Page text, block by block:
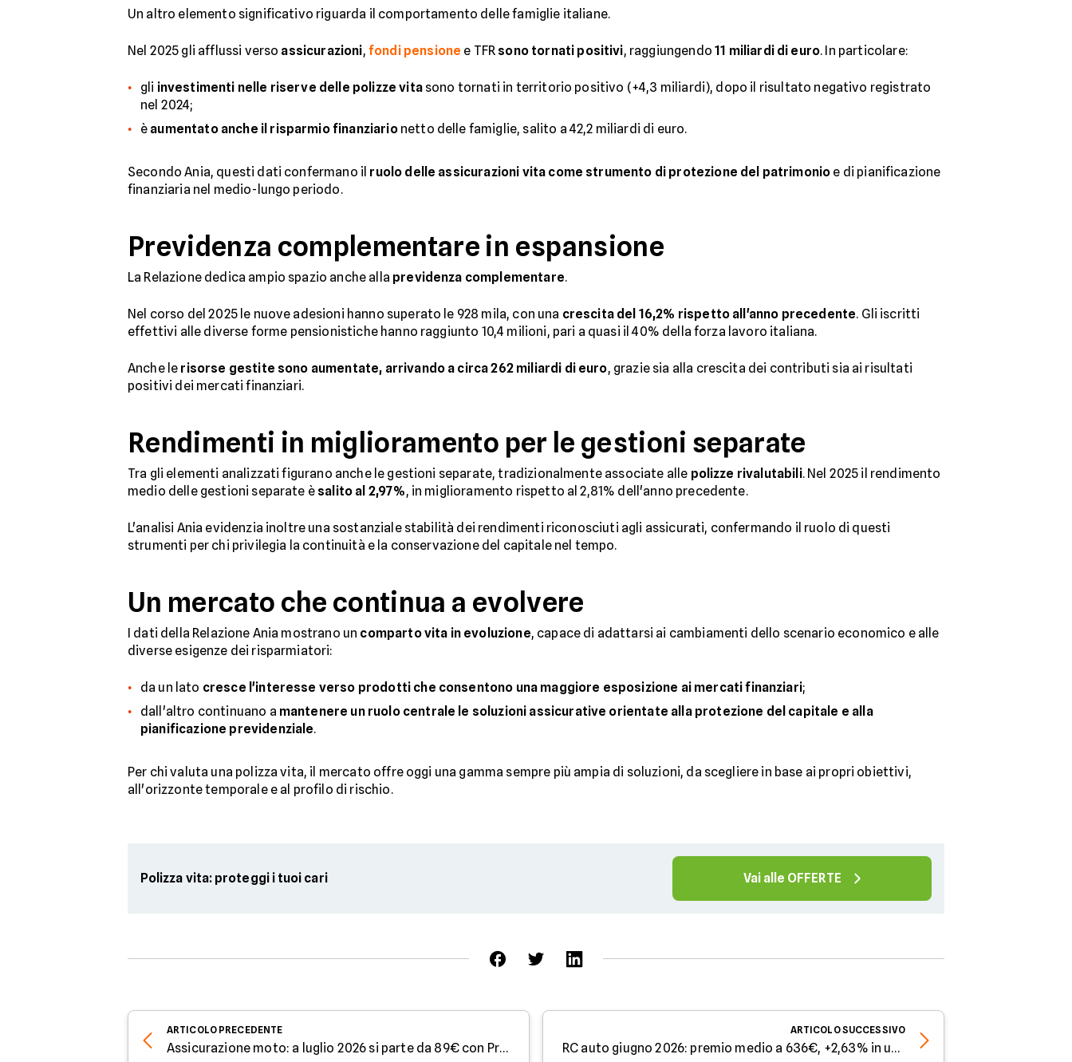
Un altro elemento significativo riguarda il comportamento delle famiglie italiane.
Nel 2025 gli afflussi verso assicurazioni, fondi pensione e TFR sono tornati positivi, raggiungendo11 miliardi di euro. In particolare:
gli investimenti nelle riserve delle polizze vitasono tornati in territorio positivo (+4,3 miliardi), dopo il risultato negativo registrato
nel 2024;
è aumentato anche il risparmio finanziarionetto delle famiglie, salito a 42,2 miliardi di euro.
Secondo Ania, questi dati confermano il ruolo delle assicurazioni vita come strumento di protezione del patrimonio e di pianificazione
finanziaria nel medio-lungo periodo.
Previdenza complementare in espansione
La Relazione dedica ampio spazio anche alla previdenza complementare.
Nel corso del 2025 le nuove adesioni hanno superato le 928 mila, con una crescita del 16,2% rispetto all'anno precedente. Gli iscritti
effettivi alle diverse forme pensionistiche hanno raggiunto 10,4 milioni, pari a quasi il 40% della forza lavoro italiana.
Anche le risorse gestite sono aumentate, arrivando a circa 262 miliardi di euro, grazie sia alla crescita dei contributi sia ai risultati
positivi dei mercati finanziari.
Rendimenti in miglioramento per le gestioni separate
Tra gli elementi analizzati figurano anche le gestioni separate, tradizionalmente associate alle polizze rivalutabili. Nel 2025 il rendimento
medio delle gestioni separate è salito al 2,97%, in miglioramento rispetto al 2,81% dell'anno precedente.
L'analisi Ania evidenzia inoltre una sostanziale stabilità dei rendimenti riconosciuti agli assicurati, confermando il ruolo di questi
strumenti per chi privilegia la continuità e la conservazione del capitale nel tempo.
Un mercato che continua a evolvere
I dati della Relazione Ania mostrano un comparto vita in evoluzione, capace di adattarsi ai cambiamenti dello scenario economico e alle
diverse esigenze dei risparmiatori:
da un lato cresce l'interesse verso prodotti che consentono una maggiore esposizione ai mercati finanziari;
dall'altro continuano a mantenere un ruolo centrale le soluzioni assicurative orientate alla protezione del capitale e alla
pianificazione previdenziale.
Per chi valuta una polizza vita, il mercato offre oggi una gamma sempre più ampia di soluzioni, da scegliere in base ai propri obiettivi,
all'orizzonte temporale e al profilo di rischio.
Polizza vita: proteggi i tuoi cari Vai alle OFFERTE
ARTICOLO PRECEDENTE
Assicurazione moto: a luglio 2026 si parte da 89€ con Prima.it
ARTICOLOSUCCESSIVO
RC auto giugno 2026: premio medio a 636€, +2,63% in un anno